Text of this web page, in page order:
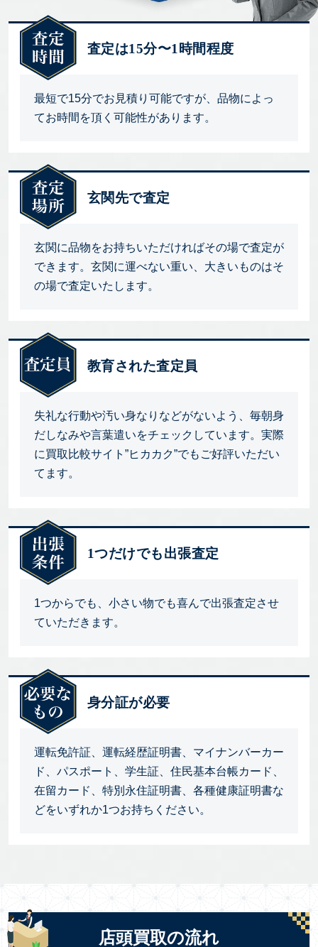
査定は15分〜1時間程度
最短で15分でお見積り可能ですが、品物によっ
てお時間を頂く可能性があります。
玄関先で査定
玄関に品物をお持ちいただければその場で査定が
できます。玄関に運べない重い、大きいものはそ
の場で査定いたします。
教育された査定員
失礼な行動や汚い身なりなどがないよう、毎朝身
だしなみや言葉遣いをチェックしています。実際
に買取比較サイト”ヒカカク”でもご好評いただい
てます。
1つだけでも出張査定
1つからでも、小さい物でも喜んで出張査定させ
ていただきます。
身分証が必要
運転免許証、運転経歴証明書、マイナンバーカー
ド、パスポート、学生証、住民基本台帳カード、
在留カード、特別永住証明書、各種健康証明書な
どをいずれか1つお持ちください。
店頭買取の流れ